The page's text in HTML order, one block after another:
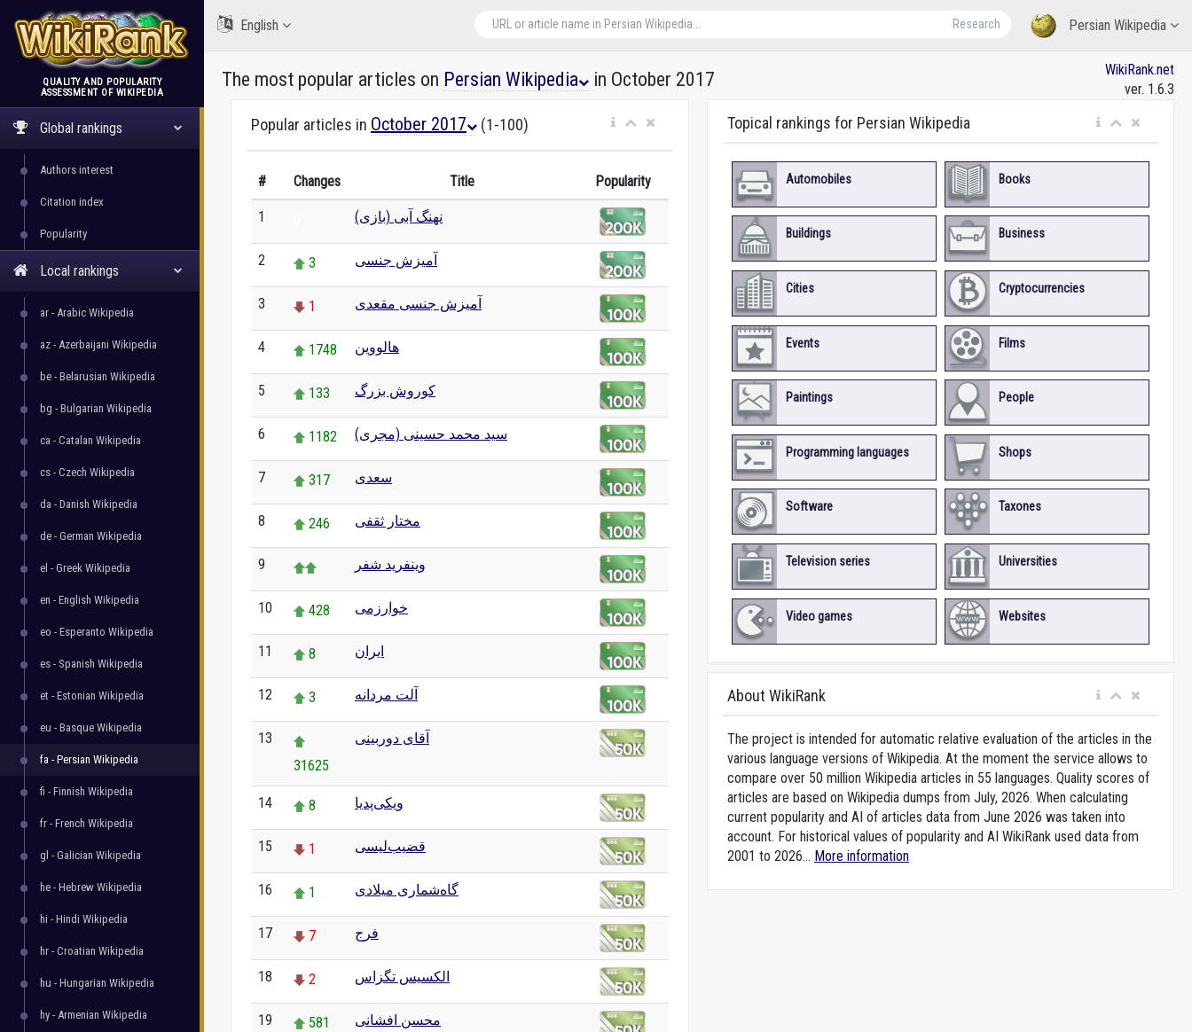
WikiRank
QUALITY AND POPULARITY
ASSESSMENT OF WIKIPEDIA
Global rankings
Authors interest
Citation index
Popularity
Local rankings
ar - Arabic Wikipedia
az - Azerbaijani Wikipedia
be - Belarusian Wikipedia
bg - Bulgarian Wikipedia
ca - Catalan Wikipedia
cs - Czech Wikipedia
da - Danish Wikipedia
de - German Wikipedia
el - Greek Wikipedia
en - English Wikipedia
eo - Esperanto Wikipedia
es - Spanish Wikipedia
et - Estonian Wikipedia
eu - Basque Wikipedia
fa - Persian Wikipedia
fi - Finnish Wikipedia
fr - French Wikipedia
gl - Galician Wikipedia
he - Hebrew Wikipedia
hi - Hindi Wikipedia
hr - Croatian Wikipedia
hu - Hungarian Wikipedia
hy - Armenian Wikipedia
Persian Wikipedia
Research
English
The most popular articles on Persian Wikipedia in October 2017
WikiRank.net
ver. 1.6.3
Popular articles in October 2017 (1-100)
# Changes Title Popularity
1 نهنگ آبی (بازی)
2 3 آمیزش جنسی
3 1 آمیزش جنسی مقعدی
4 1748 هالووین
5 133 کوروش بزرگ
6 1182 سید محمد حسینی (مجری)
7 317 سعدی
8 246 مختار ثقفی
9 وینفرید شفر
10 428 خوارزمی
11 8 ایران
12 3 آلت مردانه
13
31625
آقای دوربینی
14 8 ویکی‌پدیا
15 1 قضیب‌لیسی
16 1 گاه‌شماری میلادی
17 7 فرج
18 2 الکسیس تگزاس
19 581 محسن افشانی
Topical rankings for Persian Wikipedia
Automobiles Books
Buildings Business
Cities Cryptocurrencies
Events Films
Paintings People
Programming languages Shops
Software Taxones
Television series Universities
Video games Websites
About WikiRank
The project is intended for automatic relative evaluation of the articles in the
various language versions of Wikipedia. At the moment the service allows to
compare over 50 million Wikipedia articles in 55 languages. Quality scores of
articles are based on Wikipedia dumps from July, 2026. When calculating
current popularity and AI of articles data from June 2026 was taken into
account. For historical values of popularity and AI WikiRank used data from
2001 to 2026... More information